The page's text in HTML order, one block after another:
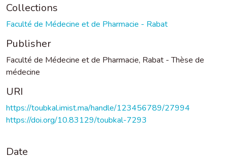
Collections
Faculté de Médecine et de Pharmacie - Rabat
Publisher
Faculté de Médecine et de Pharmacie, Rabat - Thèse de
médecine
URI
https://toubkal.imist.ma/handle/123456789/27994
https://doi.org/10.83129/toubkal-7293
Date